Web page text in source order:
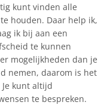
kunt vinden alle
houden. Daar help ik,
ik bij aan een
te kunnen
mogelijkheden dan je
nemen, daarom is het
kunt altijd
te bespreken.